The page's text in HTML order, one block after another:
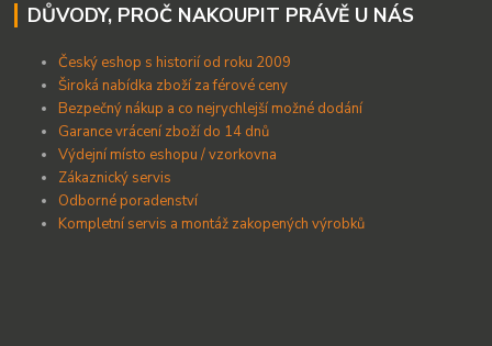
DŮVODY, PROČ NAKOUPIT PRÁVĚ U NÁS
Český eshop s historií od roku 2009
Široká nabídka zboží za férové ceny
Bezpečný nákup a co nejrychlejší možné dodání
Garance vrácení zboží do 14 dnů
Výdejní místo eshopu / vzorkovna
Zákaznický servis
Odborné poradenství
Kompletní servis a montáž zakopených výrobků